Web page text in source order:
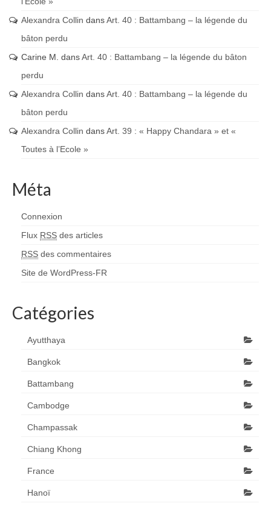
Alexandra Collin dansArt. 40 : Battambang – la légende du
bâton perdu
Carine M. dansArt. 40 : Battambang – la légende du bâton
perdu
Alexandra Collin dansArt. 40 : Battambang – la légende du
bâton perdu
Alexandra Collin dansArt. 39 : « Happy Chandara » et «
Toutes à l’Ecole »
Méta
Connexion
Flux RSS des articles
RSS des commentaires
Site de WordPress-FR
Catégories
Ayutthaya
Bangkok
Battambang
Cambodge
Champassak
Chiang Khong
France
Hanoï